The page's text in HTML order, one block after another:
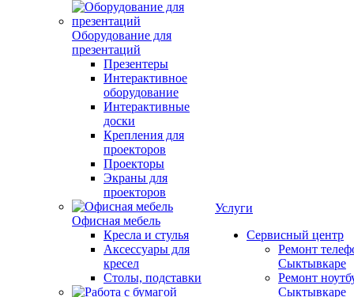
Оборудование для
презентаций
Презентеры
Интерактивное
оборудование
Интерактивные
доски
Крепления для
проекторов
Проекторы
Экраны для
проекторов
Офисная мебель
Кресла и стулья
Аксессуары для
кресел
Столы, подставки
Услуги
Сервисный центр
Ремонт
Сыктывкаре
Ремонт
Сыктывкаре